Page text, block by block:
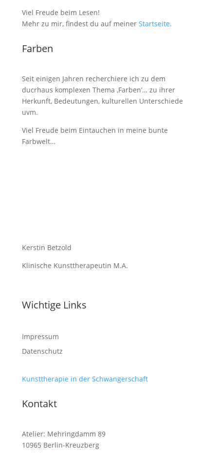
Viel Freude beim Lesen!
Mehr zu mir, findest du auf meiner Startseite.
Farben
Seit einigen Jahren recherchiere ich zu dem
ducrhaus komplexen Thema ‚Farben’… zu ihrer
Herkunft, Bedeutungen, kulturellen Unterschiede
uvm.
Viel Freude beim Eintauchen in meine bunte
Farbwelt…
Kerstin Betzold
Klinische Kunsttherapeutin M.A.
Wichtige Links
Impressum
Datenschutz
Kunsttherapie in der Schwangerschaft
Kontakt
Atelier: Mehringdamm 89
10965 Berlin-Kreuzberg